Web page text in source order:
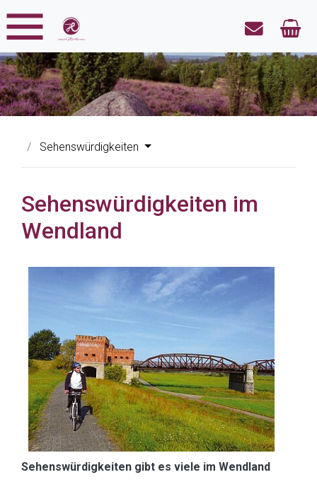
Sehenswürdigkeiten
Sehenswürdigkeiten im
Wendland
Sehenswürdigkeiten gibt es viele im Wendland